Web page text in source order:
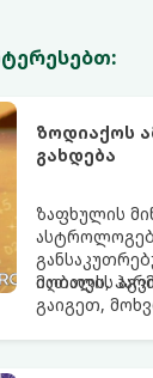
ზოდიაქოს
გახდება
ზაფხულის
იღბალს,
მათთვის
გაიგეთ,